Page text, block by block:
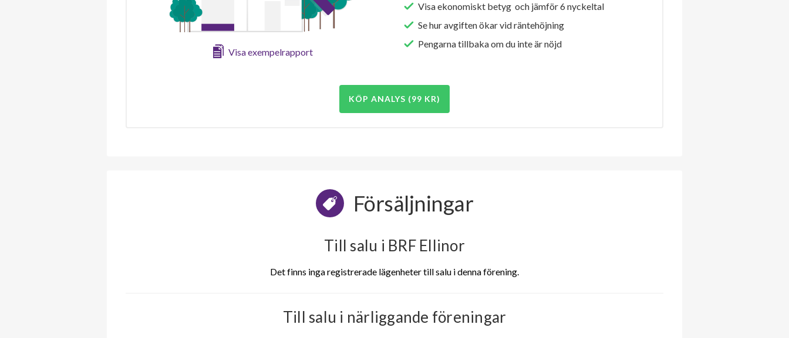
Visa exempelrapport
Visa ekonomiskt betyg och jämför 6 nyckeltal
Se hur avgiften ökar vid räntehöjning
Pengarna tillbaka om du inte är nöjd
KÖP ANALYS (99 KR)
Försäljningar
Till salu i BRF Ellinor
Det finns inga registrerade lägenheter till salu i denna förening.
Till salu i närliggande föreningar